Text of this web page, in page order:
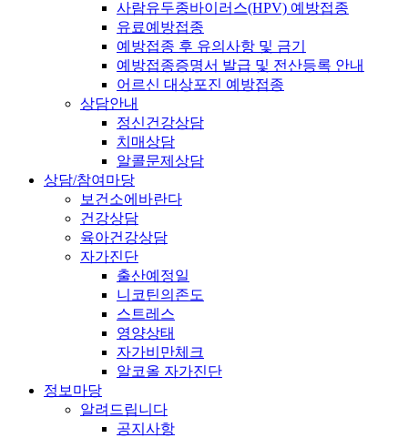
사람유두종바이러스(HPV) 예방접종
유료예방접종
예방접종 후 유의사항 및 금기
예방접종증명서 발급 및 전산등록 안내
어르신 대상포진 예방접종
상담안내
정신건강상담
치매상담
알콜문제상담
상담/참여마당
보건소에바란다
건강상담
육아건강상담
자가진단
출산예정일
니코틴의존도
스트레스
영양상태
자가비만체크
알코올 자가진단
정보마당
알려드립니다
공지사항